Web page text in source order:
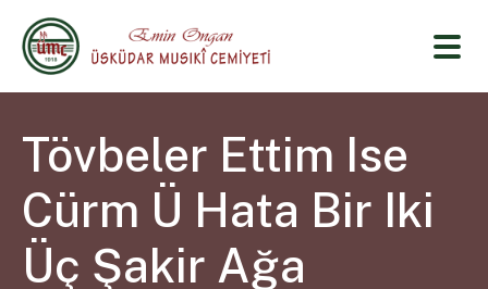
Tövbeler Ettim Ise
Cürm Ü Hata Bir Iki
Üç Şakir Ağa